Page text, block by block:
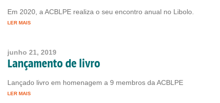
Em 2020, a ACBLPE realiza o seu encontro anual no Libolo.
LER MAIS
junho 21, 2019
Lançamento de livro
Lançado livro em homenagem a 9 membros da ACBLPE
LER MAIS